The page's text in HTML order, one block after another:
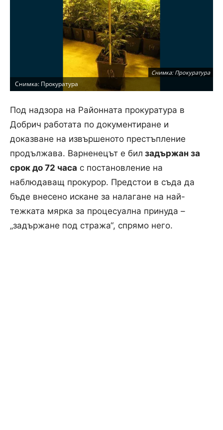
Снимка: Прокуратура
Снимка: Прокуратура
Снимка: Прокуратура
Снимка: Прокуратура
Под надзора на Районната прокуратура в
Добрич работата по документиране и
доказване на извършеното престъпление
продължава. Варненецът е бил задържан за
срок до 72 часа с постановление на
наблюдаващ прокурор. Предстои в съда да
бъде внесено искане за налагане на най-
тежката мярка за процесуална принуда –
„задържане под стража“, спрямо него.